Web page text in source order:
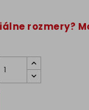
rozmery?